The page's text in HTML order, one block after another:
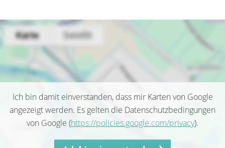
Ich bin damit einverstanden, dass mir Karten von Google
angezeigt werden. Es gelten die Datenschutzbedingungen
von Google (https://policies.google.com/privacy).